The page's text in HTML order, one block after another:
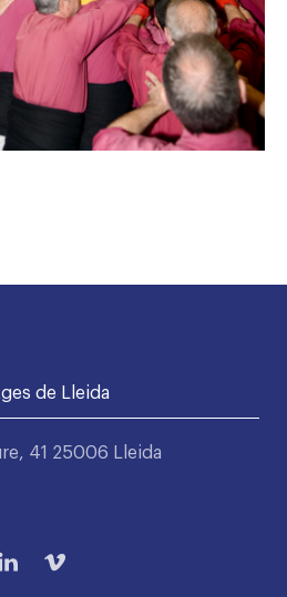
de Lleida
41 25006 Lleida